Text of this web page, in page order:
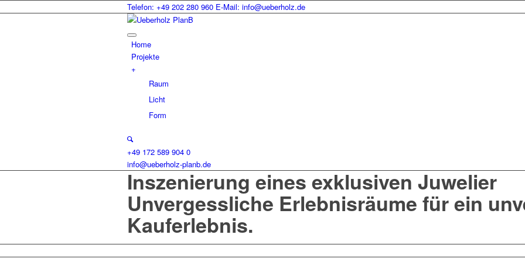
Telefon: +49 202 280 960 E-Mail: info@ueberholz.de
Home
Projekte
+
Raum
Licht
Form
+49 172 589 904 0
info@ueberholz-planb.de
Inszenierung eines exklusiven Juwelier
Unvergessliche Erlebnisräume für ein
Kauferlebnis.